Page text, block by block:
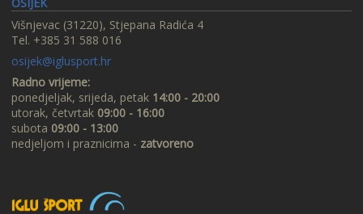
Višnjevac (31220), Stjepana Radića 4
Tel. +385 31 588 016
osijek@iglusport.hr
Radno vrijeme:
ponedjeljak, srijeda, petak 14:00 - 20:00
utorak, četvrtak 09:00 - 16:00
subota 09:00 - 13:00
nedjeljom i praznicima - zatvoreno